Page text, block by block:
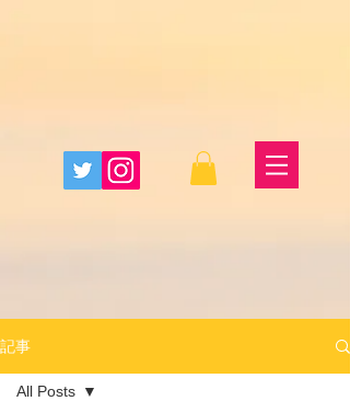
記事
All Posts